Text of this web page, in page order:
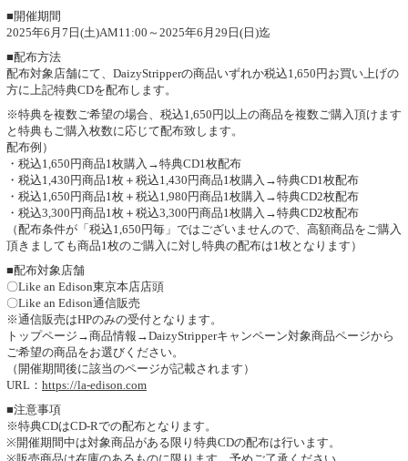
■開催期間
2025年6月7日(土)AM11:00～2025年6月29日(日)迄
■配布方法
配布対象店舗にて、DaizyStripperの商品いずれか税込1,650円お買い上げの
方に上記特典CDを配布します。
※特典を複数ご希望の場合、税込1,650円以上の商品を複数ご購入頂けます
と特典もご購入枚数に応じて配布致します。
配布例）
・税込1,650円商品1枚購入→特典CD1枚配布
・税込1,430円商品1枚＋税込1,430円商品1枚購入→特典CD1枚配布
・税込1,650円商品1枚＋税込1,980円商品1枚購入→特典CD2枚配布
・税込3,300円商品1枚＋税込3,300円商品1枚購入→特典CD2枚配布
（配布条件が「税込1,650円毎」ではございませんので、高額商品をご購入
頂きましても商品1枚のご購入に対し特典の配布は1枚となります）
■配布対象店舗
〇Like an Edison東京本店店頭
〇Like an Edison通信販売
※通信販売はHPのみの受付となります。
トップページ→商品情報→DaizyStripperキャンペーン対象商品ページから
ご希望の商品をお選びください。
（開催期間後に該当のページが記載されます）
URL： https://la-edison.com
■注意事項
※特典CDはCD-Rでの配布となります。
※開催期間中は対象商品がある限り特典CDの配布は行います。